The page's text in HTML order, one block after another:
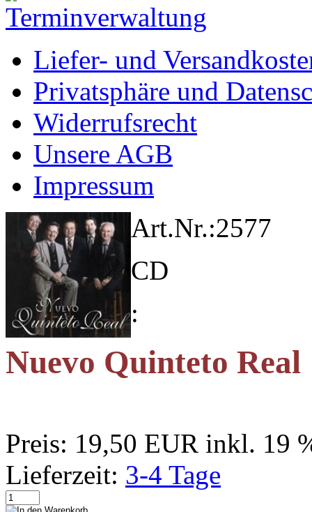
Liefer- und
Privatsphäre und
Widerrufsrecht
Unsere AGB
Impressum
Art.Nr.:2577
CD
:
Nuevo Quinteto Real
Preis: 19,50 EUR inkl. 19
Lieferzeit: 3-4 Tage